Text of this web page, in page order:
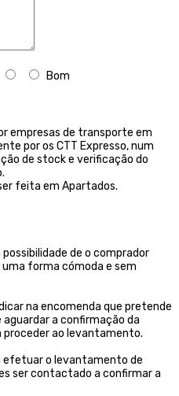
Bom
empresas de transporte em
por os CTT Expresso,num
de stock e verificação do
feita em Apartados.
possibilidade de o comprador
forma cómoda e sem
na encomenda que pretende
a confirmação da
proceder ao levantamento.
efetuar o levantamento de
ser contactado a confirmar a